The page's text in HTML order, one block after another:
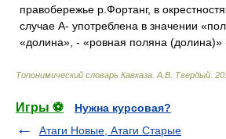
правобережье р.Фортанг, в
случае А- употреблена в значении
«долина», - «ровная поляна (долина)»
Топонимический словарь Кавказа А.В. Твердый
Игры ⚽
Нужна курсовая?
Атаги Новые, Атаги Старые